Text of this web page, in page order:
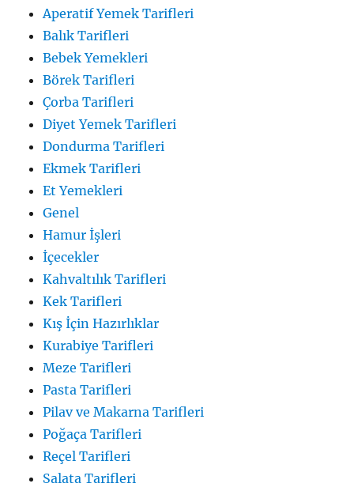
Aperatif Yemek Tarifleri
Balık Tarifleri
Bebek Yemekleri
Börek Tarifleri
Çorba Tarifleri
Diyet Yemek Tarifleri
Dondurma Tarifleri
Ekmek Tarifleri
Et Yemekleri
Genel
Hamur İşleri
İçecekler
Kahvaltılık Tarifleri
Kek Tarifleri
Kış İçin Hazırlıklar
Kurabiye Tarifleri
Meze Tarifleri
Pasta Tarifleri
Pilav ve Makarna Tarifleri
Poğaça Tarifleri
Reçel Tarifleri
Salata Tarifleri